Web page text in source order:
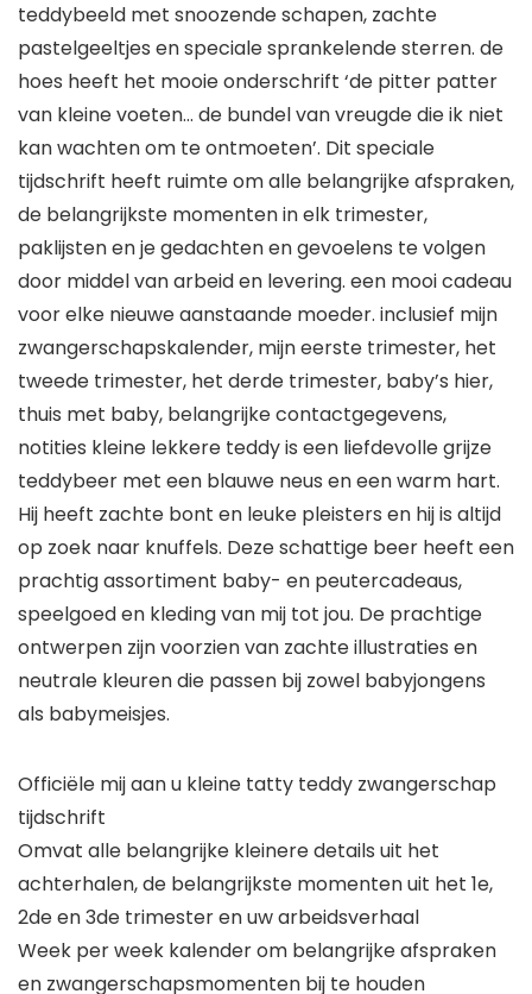
teddybeeld met snoozende schapen, zachte
pastelgeeltjes en speciale sprankelende sterren. de
hoes heeft het mooie onderschrift ‘de pitter patter
van kleine voeten… de bundel van vreugde die ik niet
kan wachten om te ontmoeten’. Dit speciale
tijdschrift heeft ruimte om alle belangrijke afspraken,
de belangrijkste momenten in elk trimester,
paklijsten en je gedachten en gevoelens te volgen
door middel van arbeid en levering. een mooi cadeau
voor elke nieuwe aanstaande moeder. inclusief mijn
zwangerschapskalender, mijn eerste trimester, het
tweede trimester, het derde trimester, baby’s hier,
thuis met baby, belangrijke contactgegevens,
notities kleine lekkere teddy is een liefdevolle grijze
teddybeer met een blauwe neus en een warm hart.
Hij heeft zachte bont en leuke pleisters en hij is altijd
op zoek naar knuffels. Deze schattige beer heeft een
prachtig assortiment baby- en peutercadeaus,
speelgoed en kleding van mij tot jou. De prachtige
ontwerpen zijn voorzien van zachte illustraties en
neutrale kleuren die passen bij zowel babyjongens
als babymeisjes.
Officiële mij aan u kleine tatty teddy zwangerschap
tijdschrift
Omvat alle belangrijke kleinere details uit het
achterhalen, de belangrijkste momenten uit het 1e,
2de en 3de trimester en uw arbeidsverhaal
Week per week kalender om belangrijke afspraken
en zwangerschapsmomenten bij te houden